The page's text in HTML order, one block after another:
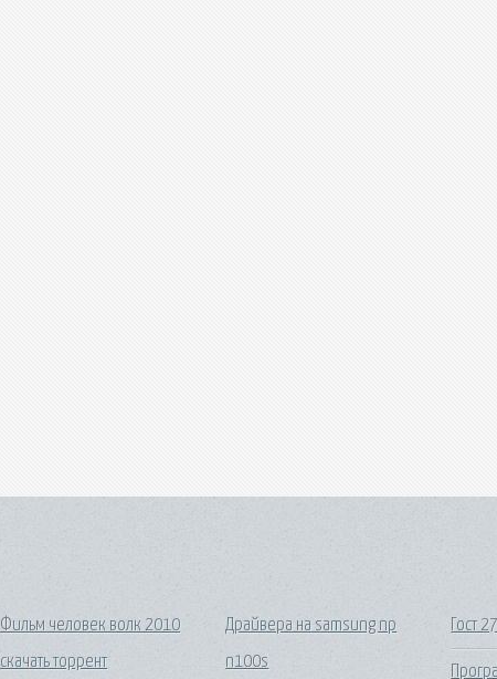
Фильм человек волк 2010
скачать торрент
Драйвера на samsung np
n100s
Гост